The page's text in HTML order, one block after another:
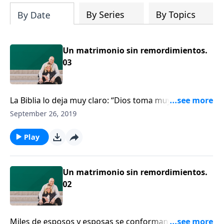
By Date By Series By Topics
Un matrimonio sin remordimientos.
03
La Biblia lo deja muy claro: “Dios toma muy en serio la
fidelidad en el matrimonio”. ¿Cómo puede
matrimonio? Hoy hablaremos sobre este tema.
September 26, 2019
Play
Un matrimonio sin remordimientos.
02
Miles de esposos y esposas se conforman con un